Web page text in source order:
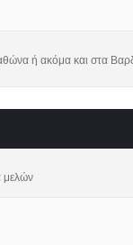
ή ακόμα και στα
μελών